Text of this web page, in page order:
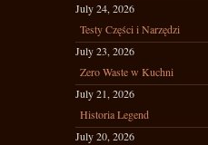
July 24, 2026
Testy Części i Narzędzi
July 23, 2026
Zero Waste w Kuchni
July 21, 2026
Historia Legend
July 20, 2026